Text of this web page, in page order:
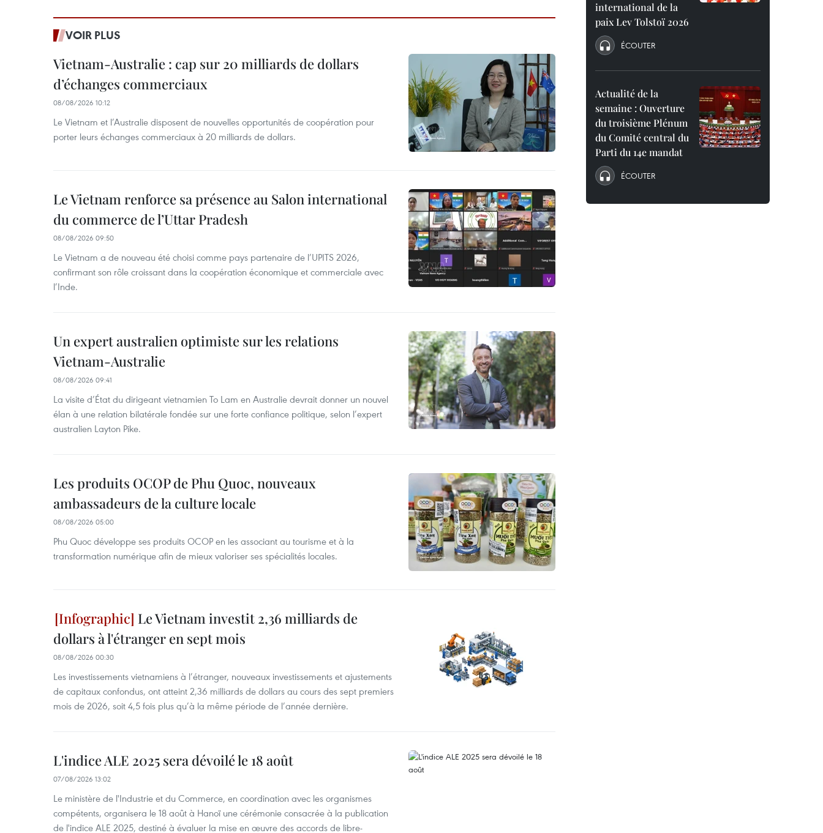
VOIR PLUS
Vietnam-Australie : cap sur 20 milliards de dollars
d’échanges commerciaux
08/08/2026 10:12
Le Vietnam et l’Australie disposent de nouvelles opportunités de coopération pour
porter leurs échanges commerciaux à 20 milliards de dollars.
Le Vietnam renforce sa présence au Salon international
du commerce de l’Uttar Pradesh
08/08/2026 09:50
Le Vietnam a de nouveau été choisi comme pays partenaire de l’UPITS 2026,
confirmant son rôle croissant dans la coopération économique et commerciale avec
l’Inde.
Un expert australien optimiste sur les relations
Vietnam-Australie
08/08/2026 09:41
La visite d’État du dirigeant vietnamien To Lam en Australie devrait donner un nouvel
élan à une relation bilatérale fondée sur une forte confiance politique, selon l’expert
australien Layton Pike.
Les produits OCOP de Phu Quoc, nouveaux
ambassadeurs de la culture locale
08/08/2026 05:00
Phu Quoc développe ses produits OCOP en les associant au tourisme et à la
transformation numérique afin de mieux valoriser ses spécialités locales.
Le Vietnam investit 2,36 milliards de
dollars à l'étranger en sept mois
08/08/2026 00:30
Les investissements vietnamiens à l’étranger, nouveaux investissements et ajustements
de capitaux confondus, ont atteint 2,36 milliards de dollars au cours des sept premiers
mois de 2026, soit 4,5 fois plus qu’à la même période de l’année dernière.
L'indice ALE 2025 sera dévoilé le 18 août
07/08/2026 13:02
Le ministère de l'Industrie et du Commerce, en coordination avec les organismes
compétents, organisera le 18 août à Hanoï une cérémonie consacrée à la publication
de l'indice ALE 2025, destiné à évaluer la mise en œuvre des accords de libre-
international de la
paix Lev Tolstoï 2026
ÉCOUTER
Actualité de la
semaine : Ouverture
du troisième Plénum
du Comité central du
Parti du 14e mandat
ÉCOUTER